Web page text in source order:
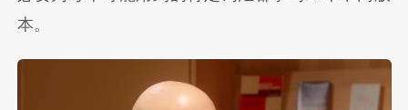
本。